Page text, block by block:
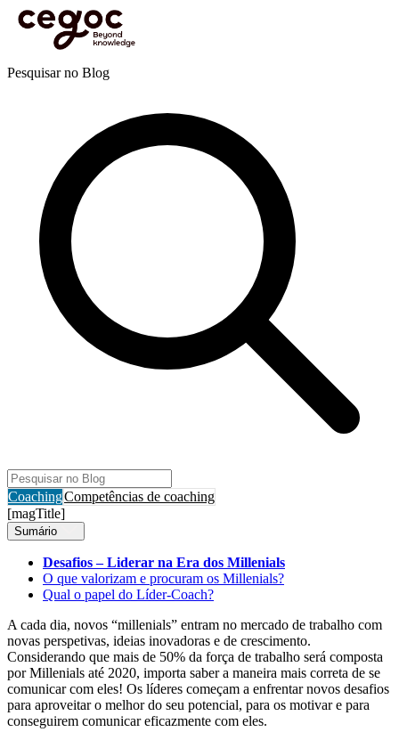
Skip to main content
Está aqui:Home > Recursos
também gostam de ter o seu Coach
Pesquisar no Blog
CoachingCompetências de coaching
[magTitle]
Sumário
Desafios – Liderar na Era dos Millenials
O que valorizam e procuram os Millenials?
Qual o papel do Líder-Coach?
A cada dia, novos “millenials” entram no mercado de trabalho com
novas perspetivas, ideias inovadoras e de crescimento.
Considerando que mais de 50% da força de trabalho será composta
por Millenials até 2020, importa saber a maneira mais correta de se
comunicar com eles! Os líderes começam a enfrentar novos desafios
para aproveitar o melhor do seu potencial, para os motivar e para
conseguirem comunicar eficazmente com eles.